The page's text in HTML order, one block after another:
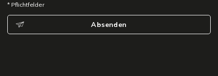
* Pflichtfelder
Absenden